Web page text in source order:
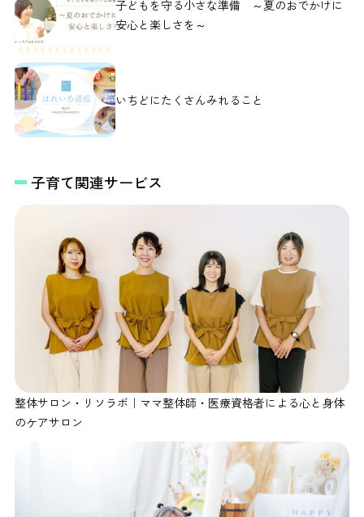
子どもを守る小さな準備 ～夏のおでかけに
安心と楽しさを～
いちどにたくさんみれること
子育て関連サービス
整体サロン・リソラボ｜ママ整体師・医療資格者による心と身体
のケアサロン